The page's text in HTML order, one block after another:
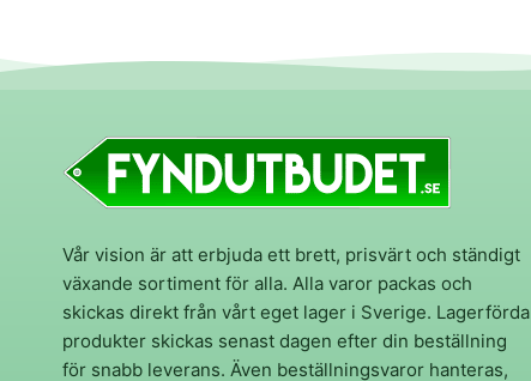
Vår vision är att erbjuda ett brett, prisvärt och ständigt
växande sortiment för alla. Alla varor packas och
skickas direkt från vårt eget lager i Sverige. Lagerförda
produkter skickas senast dagen efter din beställning
för snabb leverans. Även beställningsvaror hanteras,